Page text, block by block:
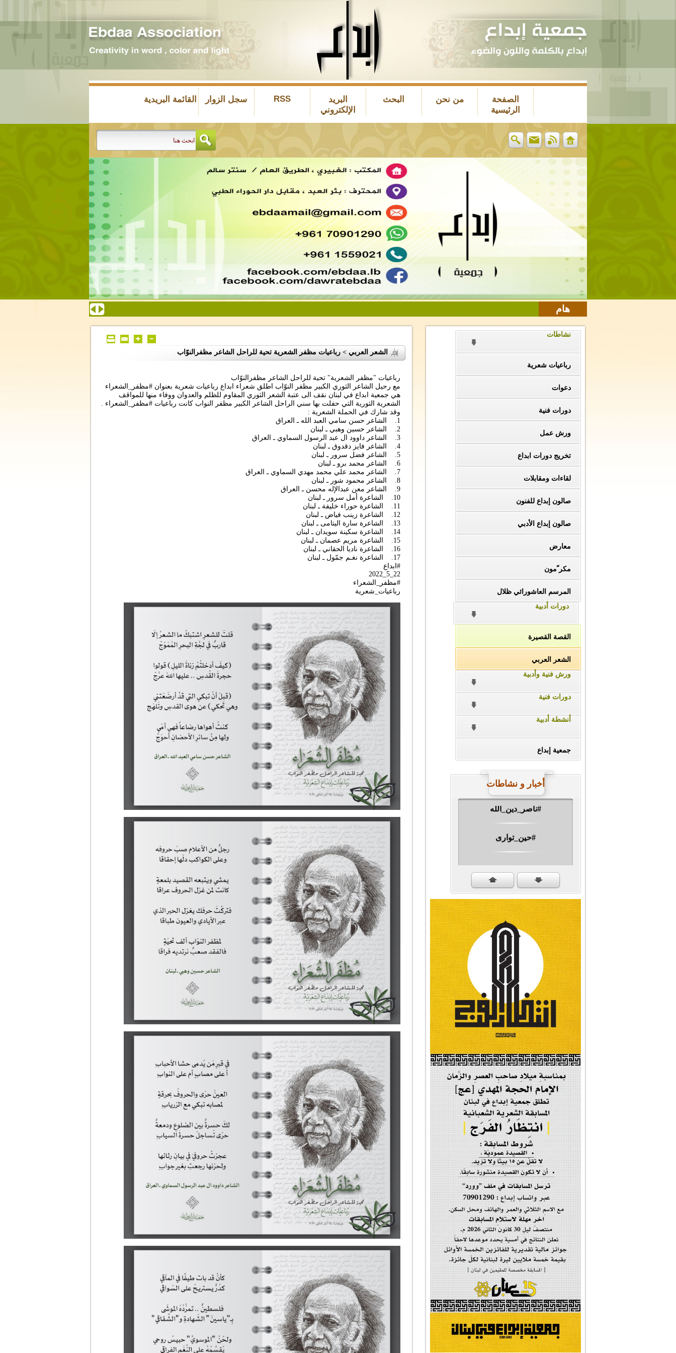
الصفحة
الرئيسية
من نحن البحث
البريد
الإلكتروني
RSS سجل الزوار القائمة البريدية
هام
نشاطات
رباعيات شعرية
دعوات
دورات فنية
ورش عمل
تخريج دورات ابداع
لقاءات ومقابلات
صالون إبداع للفنون
صالون إبداع الأدبي
معارض
مكر ّمون
المرسم العاشورائي ظلال
دورات أدبية
القصة القصيرة
الشعر العربي
ورش فنية وأدبية
دورات فنية
أنشطة أدبية
جمعية إبداع
أخبار و نشاطات
#ناصر_دين_الله
#سنكمل_الطريق
#تبريكات_انتصار_�...
#نداء_الأنبياء
#شجرة_النبوة
#وأنا_على_دين_محم...
#بأمانة_موسى_بن_ج...
#إيران_حرم_فاطمة ...
| #فخر_المخدرات |
#صحيفة_المؤمن
إحتفالية #رياحين...
إحتفالية تكريم ا...
#فاطمة_روحي
مولد السيدة #الز�...
#أم_الشهداء
#النجم_الثاقب
#الصديقة_الشهيدة
#على_اُهبة_الدم
الشعر العربي > رباعيات مظفر الشعرية تحية للراحل الشاعر مظفرالنوّاب
رباعيات "مظفر الشعرية" تحية للراحل الشاعر مظفرالنوّاب
مع رحيل الشاعر الثوري الكبير مظفر النوّاب اطلق شعراء ابداع رباعيات شعرية بعنوان #مظفر_الشعراء
هي جمعية ابداع في لبنان نقف الى عتبة الشعر الثوري المقاوم للظلم والعدوان ووفاء منها للمواقف
الشعرية الثورية التي حفلت بها سني الراحل الشاعر الكبير مظفر النواب كانت رباعيات #مظفر_الشعراء .
وقد شارك في الحملة الشعرية :
1. الشاعر حسن سامي العبد الله ـ العراق
2. الشاعر حسين وهبي ـ لبنان
3. الشاعر داوود ال عبد الرسول السماوي ـ العراق
4. الشاعر فايز دقدوق ـ لبنان
5. الشاعر فضل سرور ـ لبنان
6. الشاعر محمد برو ـ لبنان
7. الشاعر محمد علي محمد مهدي السماوي ـ العراق
8. الشاعر محمود شور ـ لبنان
9. الشاعر معن عبدالإله محسن ـ العراق
10. الشاعرة أمل سرور ـ لبنان
11. الشاعرة حوراء خليفة ـ لبنان
12. الشاعرة زينب فياض ـ لبنان
13. الشاعرة سارة اليتامى ـ لبنان
14. الشاعرة سكينة سويدان ـ لبنان
15. الشاعرة مريم عصمان ـ لبنان
16. الشاعرة ناديا الحقاني ـ لبنان
17. الشاعرة نغـم جمّول ـ لبنان
#ابداع
22_5_2022
#مظفر_الشعراء
رباعيات_شعرية